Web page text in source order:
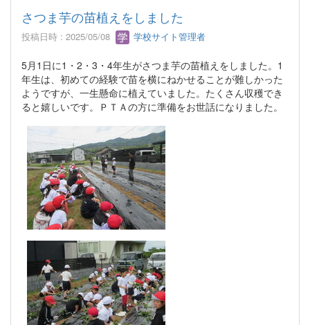
さつま芋の苗植えをしました
投稿日時 : 2025/05/08 学校サイト管理者
5月1日に1・2・3・4年生がさつま芋の苗植えをしました。1
年生は、初めての経験で苗を横にねかせることが難しかった
ようですが、一生懸命に植えていました。たくさん収穫でき
ると嬉しいです。ＰＴＡの方に準備をお世話になりました。